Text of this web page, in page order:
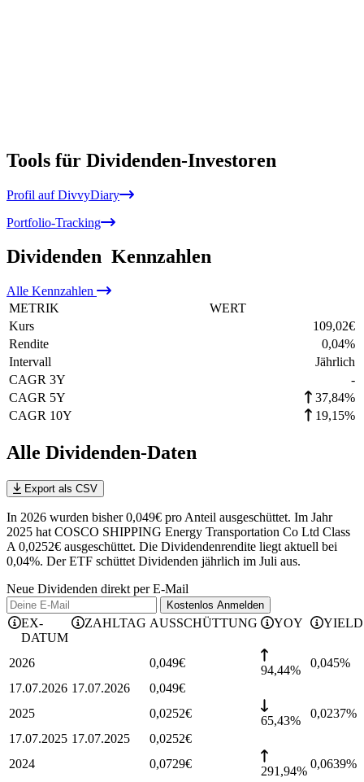
Tools für Dividenden-Investoren
Profil auf DivvyDiary
Portfolio-Tracking
Dividenden Kennzahlen
Alle Kennzahlen
METRIK
WERT
Kurs
109,02€
Rendite
0,04%
Intervall
Jährlich
CAGR 3Y
-
CAGR 5Y
37,84%
CAGR 10Y
19,15%
Alle Dividenden-Daten
Export als CSV
In 2026 wurden bisher 0,049€ pro Anteil ausgeschüttet. Im Jahr
2025 hat COSCO SHIPPING Energy Transportation Co Ltd Class
A 0,0252€ ausgeschüttet. Die Dividendenrendite liegt aktuell bei
0,04%. Der ETF schüttet Dividenden jährlich im Juli aus.
Neue Dividenden direkt per E-Mail
Kostenlos Anmelden
EX-
DATUM
ZAHLTAG AUSSCHÜTTUNG YOY YIELD
2026 0,049€
94,44%
0,045%
17.07.2026 17.07.2026 0,049€
2025
0,0252€
65,43%
0,0237%
17.07.2025 17.07.2025 0,0252€
2024
0,0729€
291,94%
0,0639%